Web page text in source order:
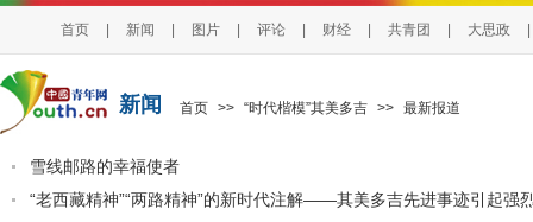
首页 新闻 图片 评论 财经 共青团 大思政
新闻 首页 >> “时代楷模”其美多吉 >> 最新报道
雪线邮路的幸福使者
“老西藏精神”“两路精神”的新时代注解——其美多吉先进事迹引起强